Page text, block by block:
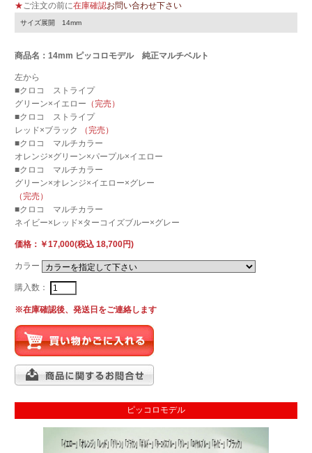
★ご注文の前に在庫確認お問い合わせ下さい
サイズ展開 14mm
商品名：14mm ピッコロモデル 純正マルチベルト
左から
■クロコ ストライプ
グリーン×イエロー （完売）
■クロコ ストライプ
レッド×ブラック
（完売）
■クロコ マルチカラー
オレンジ×グリーン×パープル×イエロー
■クロコ マルチカラー
グリーン×オレンジ×イエロー×グレー
（完売）
■クロコ マルチカラー
ネイビー×レッド×ターコイズブルー×グレー
価格：￥17,000(税込 18,700円)
カラー
購入数：
※在庫確認後、発送日をご連絡します
ピッコロモデル